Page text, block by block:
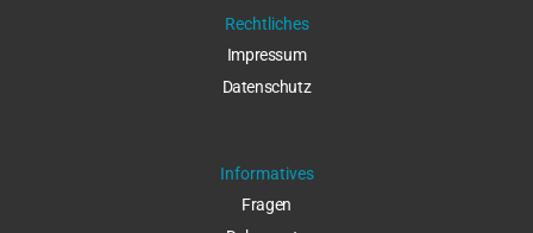
Rechtliches
Impressum
Datenschutz
Informatives
Fragen